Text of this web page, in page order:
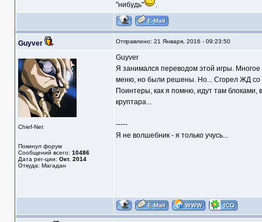
"нибудь"
.
Guyver Отправлено: 21 Января, 2016 - 09:23:50
Chief-Net
Покинул форум
Сообщений всего: 10486
Дата рег-ции: Окт. 2014
Откуда: Магадан
Guyver
Я занимался переводом этой игры.
меню, но были решены. Но... Сгорел ЖД со
Поинтеры, как я помню, идут там
круптара...
-----
Я не волшебник - я только учусь...